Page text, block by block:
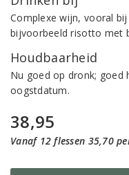
Complexe wijn, vooral
bijvoorbeeld risotto met
Houdbaarheid
Nu goed op dronk; goed
oogstdatum.
38,95
Vanaf 12 flessen 35,70